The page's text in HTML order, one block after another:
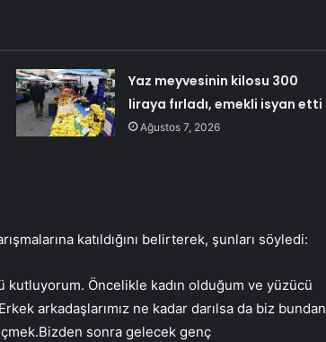
Yaz meyvesinin kilosu 300
liraya fırladı, emekli isyan etti
Ağustos 7, 2026
katıldığını belirterek, şunları söyledi:
kutluyorum. Öncelikle kadın olduğum ve yüzücü
arkadaşlarımız ne kadar darılsa da biz bundan
sonra gelecek genç